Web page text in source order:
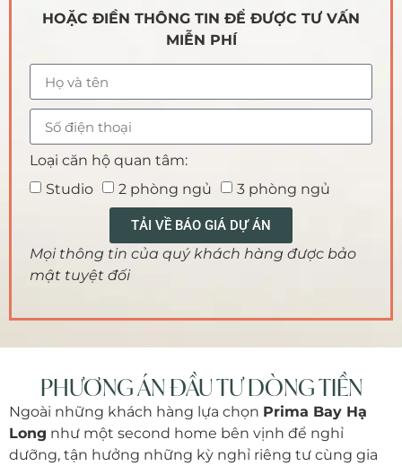
HOẶC ĐIỀN THÔNG TIN ĐỂ ĐƯỢC TƯ VẤN
MIỄN PHÍ
Loại căn hộ quan tâm:
Studio
2 phòng ngủ 3 phòng ngủ
TẢI VỀ BÁO GIÁ DỰ ÁN
Mọi thông tin của quý khách hàng được bảo
mật tuyệt đối
PHƯƠNG ÁN ĐẦU TƯ DÒNG TIỀN
Ngoài những khách hàng lựa chọn Prima Bay Hạ
Long như một second home bên vịnh để nghỉ
dưỡng, tận hưởng những kỳ nghỉ riêng tư cùng gia